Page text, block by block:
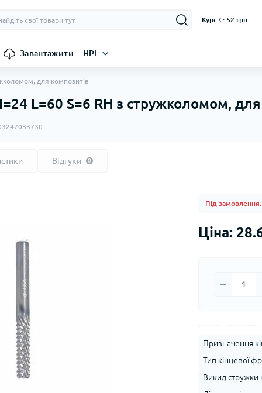
Курс €: 52 грн.
Завантажити HPL
для композитів
L=60 S=6 RH з стружколомом,
Відгуки 0
Під замовлення.
Ціна:
Призначення
Тип кінцевої
Викид стружки